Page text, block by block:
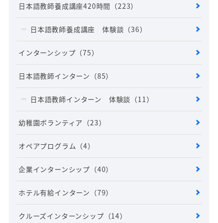
日本語教師養成講座420時間 （223）
日本語教師養成講座 体験談 （36）
インターンシップ （75）
日本語教師インターン （85）
日本語教師インターン 体験談 （11）
幼稚園ボランティア （23）
オペアプログラム （4）
企業インターンシップ （40）
ホテル有給インターン （79）
クルーズインターンシップ （14）